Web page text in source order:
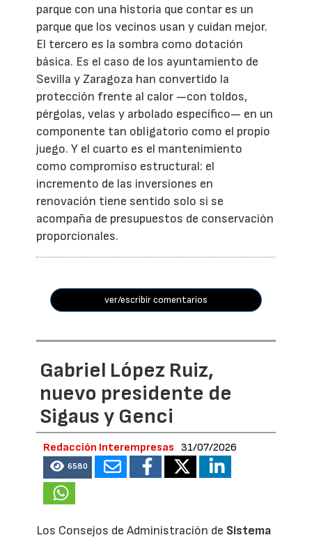
parque con una historia que contar es un
parque que los vecinos usan y cuidan mejor.
El tercero es la sombra como dotación
básica. Es el caso de los ayuntamiento de
Sevilla y Zaragoza han convertido la
protección frente al calor —con toldos,
pérgolas, velas y arbolado específico— en un
componente tan obligatorio como el propio
juego. Y el cuarto es el mantenimiento
como compromiso estructural: el
incremento de las inversiones en
renovación tiene sentido solo si se
acompaña de presupuestos de conservación
proporcionales.
ver/escribir comentarios
Gabriel López Ruiz,
nuevo presidente de
Sigaus y Genci
Redacción Interempresas 31/07/2026
6580
Los Consejos de Administración de Sistema